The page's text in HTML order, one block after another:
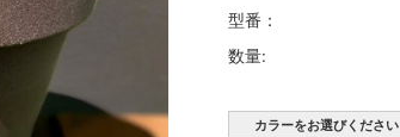
型番：
数量:
カラーをお選びください